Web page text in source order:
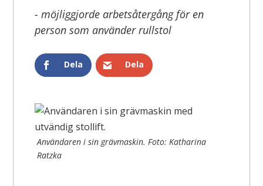
- möjliggjorde arbetsåtergång för en
person som använder rullstol
Dela Dela
Användaren i sin grävmaskin. Foto: Katharina
Ratzka